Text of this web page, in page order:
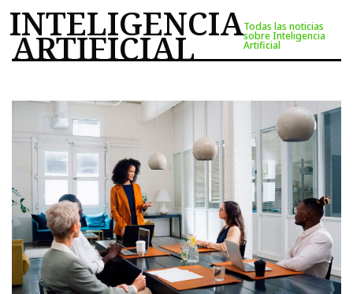
INTELIGENCIA
ARTIFICIAL
Todas las noticias
sobre Inteligencia
Artificial